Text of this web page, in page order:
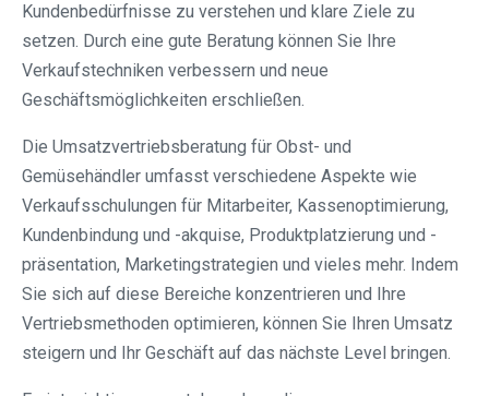
Kundenbedürfnisse zu verstehen und klare Ziele zu
setzen. Durch eine gute Beratung können Sie Ihre
Verkaufstechniken verbessern und neue
Geschäftsmöglichkeiten erschließen.
Die Umsatzvertriebsberatung für Obst- und
Gemüsehändler umfasst verschiedene Aspekte wie
Verkaufsschulungen für Mitarbeiter, Kassenoptimierung,
Kundenbindung und -akquise, Produktplatzierung und -
präsentation, Marketingstrategien und vieles mehr. Indem
Sie sich auf diese Bereiche konzentrieren und Ihre
Vertriebsmethoden optimieren, können Sie Ihren Umsatz
steigern und Ihr Geschäft auf das nächste Level bringen.